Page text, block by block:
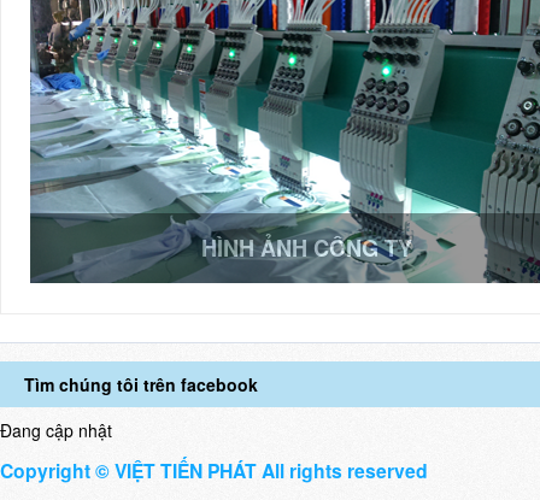
HÌNH ẢNH CÔNG TY
Tìm chúng tôi trên facebook
Đang cập nhật
Copyright © VIỆT TIẾN PHÁT All rights reserved